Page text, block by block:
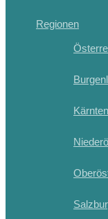
Regionen
Kärnten